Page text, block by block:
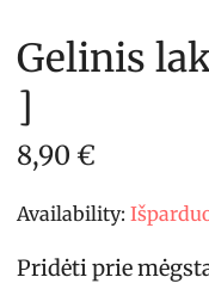
Gelinis
]
8,90 €
Availability:
Pridėti prie